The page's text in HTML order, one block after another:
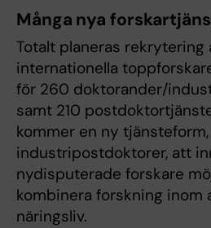
Många nya
Totalt planeras rekrytering
internationella
för 260 doktorander/
samt 210
kommer en ny tjänsteform,
industripostdoktorer, att
nydisputerade forskare
kombinera forskning inom
näringsliv.